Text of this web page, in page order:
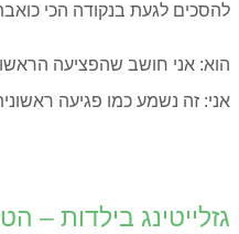
להסכים לגעת בנקודה הכי
הוא: אני חושב שהפציעה
אני: זה נשמע כמו פגיעה
גזלייטינג בילדות